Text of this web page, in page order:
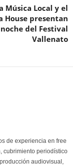
Música Local y el
House presentan
noche del Festival
Vallenato
de experiencia en free
cubrimiento periodístico
audiovisual,